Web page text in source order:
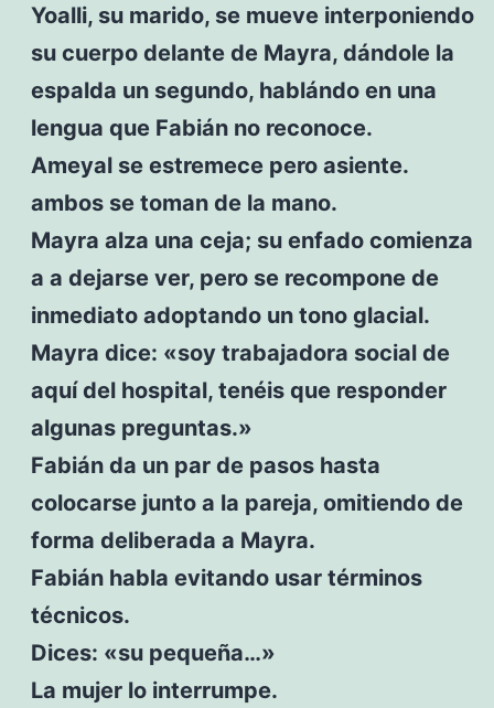
Yoalli, su marido, se mueve interponiendo
su cuerpo delante de Mayra, dándole la
espalda un segundo, hablándo en una
lengua que Fabián no reconoce.
Ameyal se estremece pero asiente.
ambos se toman de la mano.
Mayra alza una ceja; su enfado comienza
a a dejarse ver, pero se recompone de
inmediato adoptando un tono glacial.
Mayra dice: «soy trabajadora social de
aquí del hospital, tenéis que responder
algunas preguntas.»
Fabián da un par de pasos hasta
colocarse junto a la pareja, omitiendo de
forma deliberada a Mayra.
Fabián habla evitando usar términos
técnicos.
Dices: «su pequeña…»
La mujer lo interrumpe.